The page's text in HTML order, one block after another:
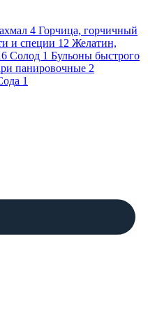
4 Горчица, горчичный
и специи 12 Желатин,
Солод 1 Бульоны быстрого
панировочные 2
1